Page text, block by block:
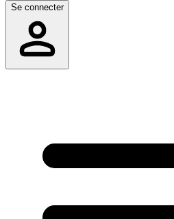
Se connecter